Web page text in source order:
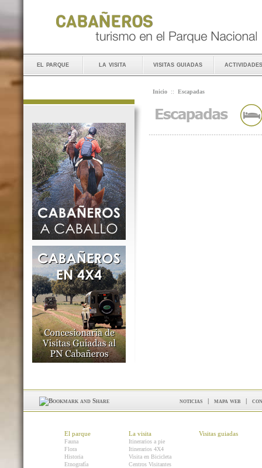
el parque la visita visitas guiadas actividades
Inicio :: Escapadas
noticias | mapa web |
El parque
Fauna
Flora
Historia
Etnografía
La visita
Itinerarios a pie
Itinerarios 4X4
Visita en Bicicleta
Centros Visitantes
Visitas guiadas